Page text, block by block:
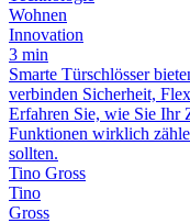
Wohnen
Innovation
3 min
Smarte Türschlösser
verbinden Sicherheit,
Erfahren Sie, wie Sie Ihr
Funktionen wirklich
sollten.
Tino Gross
Tino
Gross